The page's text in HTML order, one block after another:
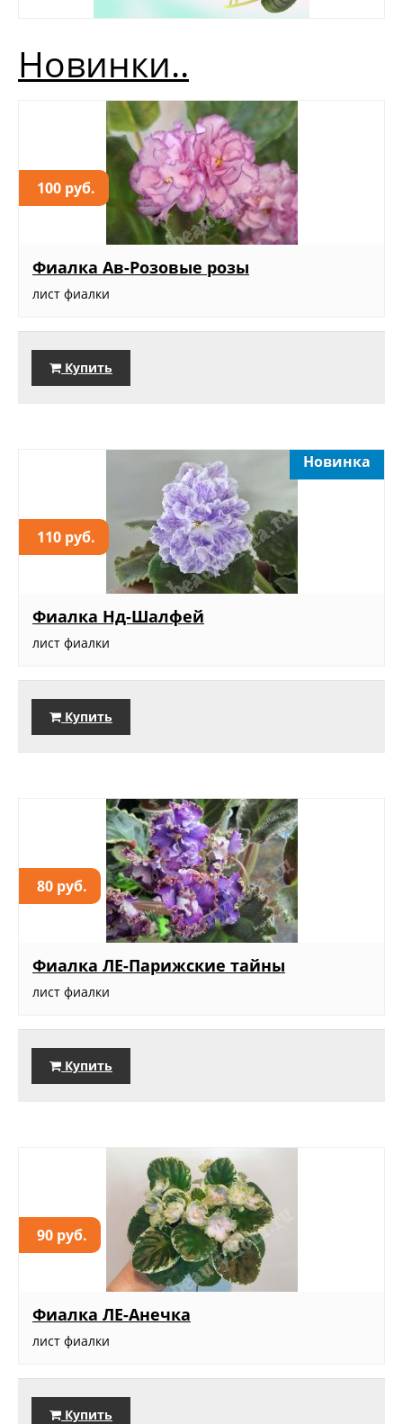
Новинки..
100 руб.
Фиалка Ав-Розовые розы
лист фиалки
Купить
110 руб.
Новинка
Фиалка Нд-Шалфей
лист фиалки
Купить
80 руб.
Фиалка ЛЕ-Парижские тайны
лист фиалки
Купить
90 руб.
Фиалка ЛЕ-Анечка
лист фиалки
Купить